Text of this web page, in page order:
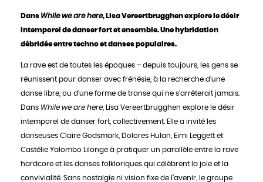
Dans While we are here, Lisa Vereertbrugghen explore le désir
intemporel de danser fort et ensemble. Une hybridation
débridée entre techno et danses populaires.
La rave est de toutes les époques – depuis toujours, les gens se
réunissent pour danser avec frénésie, à la recherche d’une
danse libre, ou d’une forme de transe qui ne s’arrêterait jamais.
Dans While we are here , Lisa Vereertbrugghen explore le désir
intemporel de danser fort, collectivement. Elle a invité les
danseuses Claire Godsmark, Dolores Hulan, Eimi Leggett et
Castélie Yalombo Lilonge à pratiquer un parallèle entre la rave
hardcore et les danses folkloriques qui célèbrent la joie et la
convivialité. Sans nostalgie ni vision fixe de l’avenir, le groupe